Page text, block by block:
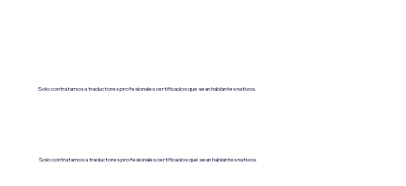
Solo contratamos a traductores profesionales certificados que sean hablantes nativos.
Solo contratamos a traductores profesionales certificados que sean hablantes nativos.